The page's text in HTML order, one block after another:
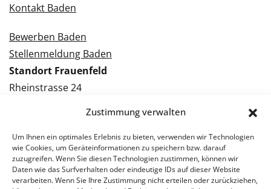
Zustimmung verwalten
Um Ihnen ein optimales Erlebnis zu bieten, verwenden wir Technologien
wie Cookies, um Geräteinformationen zu speichern bzw. darauf
zuzugreifen. Wenn Sie diesen Technologien zustimmen, können wir
Daten wie das Surfverhalten oder eindeutige IDs auf dieser Website
verarbeiten. Wenn Sie Ihre Zustimmung nicht erteilen oder zurückziehen,
Kontakt Baden
Bewerben Baden
Stellenmeldung Baden
Standort Frauenfeld
Rheinstrasse 24
Kontakt Frauenfeld
Bewerben Frauenfeld
Stellenmeldung Frauenfeld